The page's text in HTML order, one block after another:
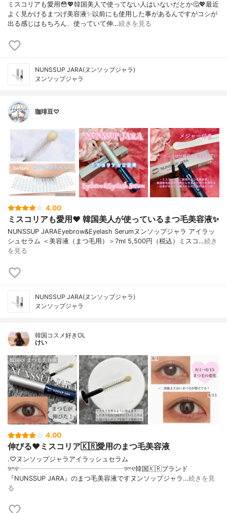
ミスコリアも愛用😳💖韓国美人で使ってない人はいないだとか🤔💖最近
よく見かけるまつげ美容液✨以前にも使用した事があるんですがコシが
出る感じはもちろん、使っていて伸…続きを見る
NUNSSUP JARA(ヌンソップジャラ)
ヌンソップジャラ
珈琲豆♡
4.00
ミスコリアも愛用❤️ 韓国美人が使っているまつ毛美容液✨
NUNSSUP JARAEyebrow&Eyelash Serumヌンソップジャラ アイラッ
シュセラム ＜美容液（まつ毛用）＞7ml 5,500円（税込）ミスコ…続き
を見る
NUNSSUP JARA(ヌンソップジャラ)
ヌンソップジャラ
韓国コスメ好きOL
けい
4.00
伸びる❤︎ミスコリア🇰🇷愛用のまつ毛美容液
.♡ヌンソップジャラアイラッシュセラム
୨ෆ୧┈┈┈┈┈┈┈┈┈┈┈┈┈┈┈┈୨ෆ୧韓国🇰🇷ブランド
『NUNSSUP JARA』のまつ毛美容液ですヌンソップジャラ…続きを見
る